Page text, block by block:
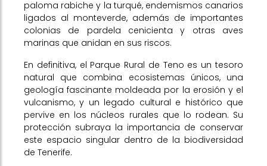
paloma rabiche y la turqué, endemismos canarios
ligados al monteverde, además de importantes
colonias de pardela cenicienta y otras aves
marinas que anidan en sus riscos.
En definitiva, el Parque Rural de Teno es un tesoro
natural que combina ecosistemas únicos, una
geología fascinante moldeada por la erosión y el
vulcanismo, y un legado cultural e histórico que
pervive en los núcleos rurales que lo rodean. Su
protección subraya la importancia de conservar
este espacio singular dentro de la biodiversidad
de Tenerife.